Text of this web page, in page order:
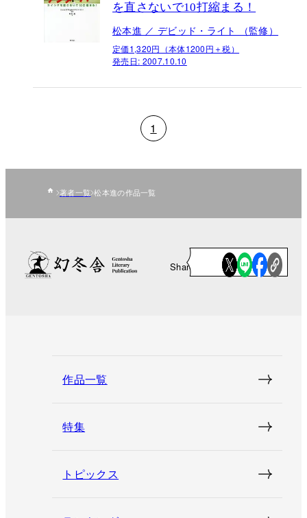
を直さないで10打縮まる！
松本進 ／ デビッド・ライト （監修）
定価1,320円（本体1200円＋税）
発売日: 2007.10.10
1
著者一覧 松本進の作品一覧
Share
作品一覧
特集
トピックス